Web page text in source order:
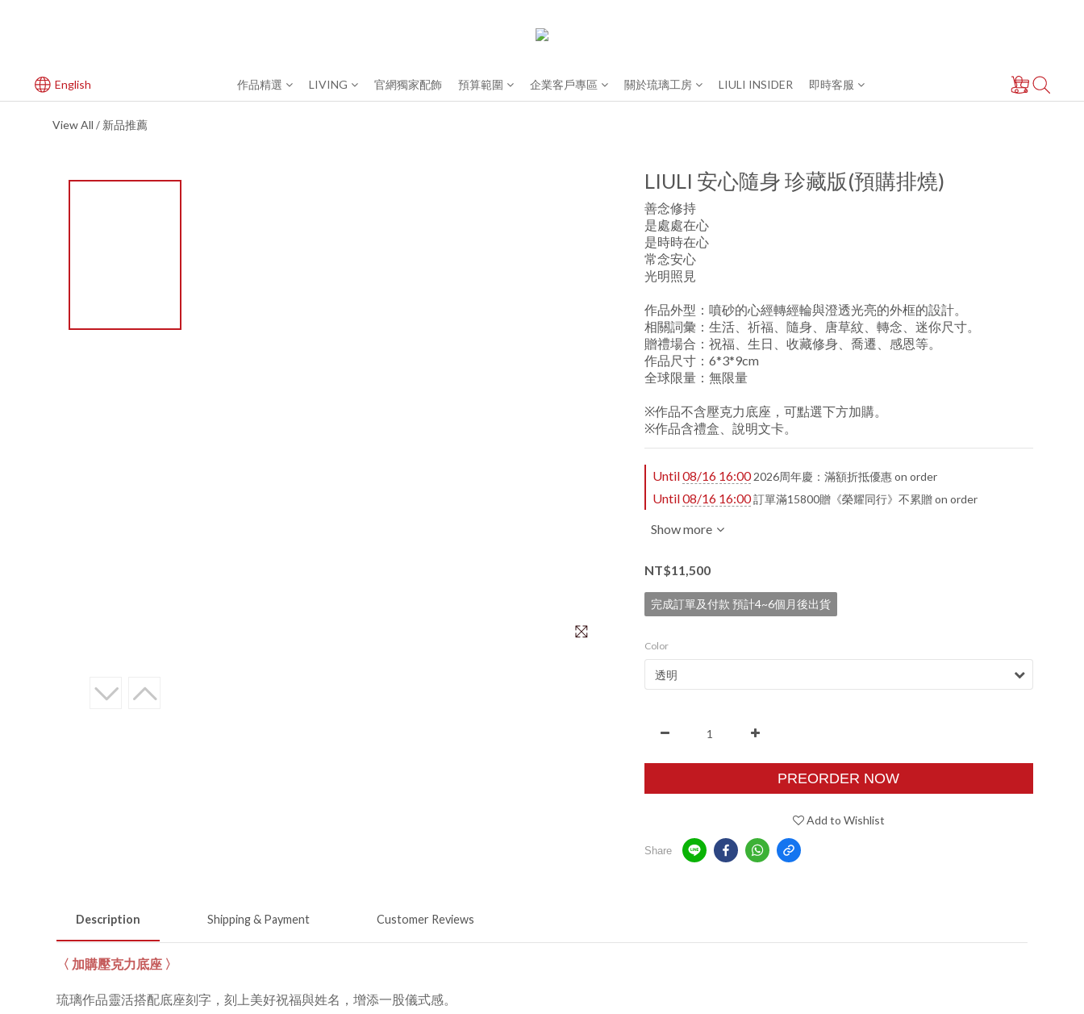
English 作品精選 LIVING 官網獨家配飾 預算範圍 企業客戶專區 關於琉璃工房 LIULI INSIDER 即時客服
View All / 新品推薦
LIULI 安心隨身 珍藏版(預購排燒)
善念修持
是處處在心
是時時在心
常念安心
光明照見
作品外型：噴砂的心經轉經輪與澄透光亮的外框的設計。
相關詞彙：生活、祈福、隨身、唐草紋、轉念、迷你尺寸。
贈禮場合：祝福、生日、收藏修身、喬遷、感恩等。
作品尺寸：6*3*9cm
全球限量：無限量
※作品不含壓克力底座，可點選下方加購。
※作品含禮盒、說明文卡。
Until08/16 16:002026周年慶：滿額折抵優惠 on order
Until08/16 16:00訂單滿15800贈《榮耀同行》不累贈 on order
Show more
NT$11,500
完成訂單及付款 預計4~6個月後出貨
Color
PREORDER NOW
Add to Wishlist
Share
Description Shipping & Payment Customer Reviews
〈 加購壓克力底座 〉
琉璃作品靈活搭配底座刻字，刻上美好祝福與姓名，增添一股儀式感。